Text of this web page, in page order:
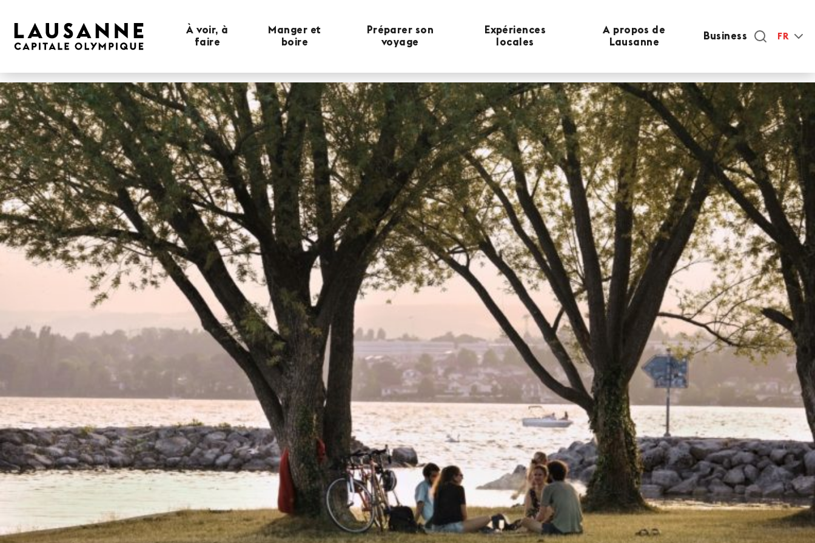
À voir, à
faire
Manger et
boire
Préparer son
voyage
Expériences
locales
A propos de
Lausanne
Business FR